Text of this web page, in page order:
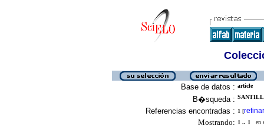
Base de datos : article
B�squeda :
Referencias encontradas : 1 [refinar
Mostrando: 1 .. 1 en